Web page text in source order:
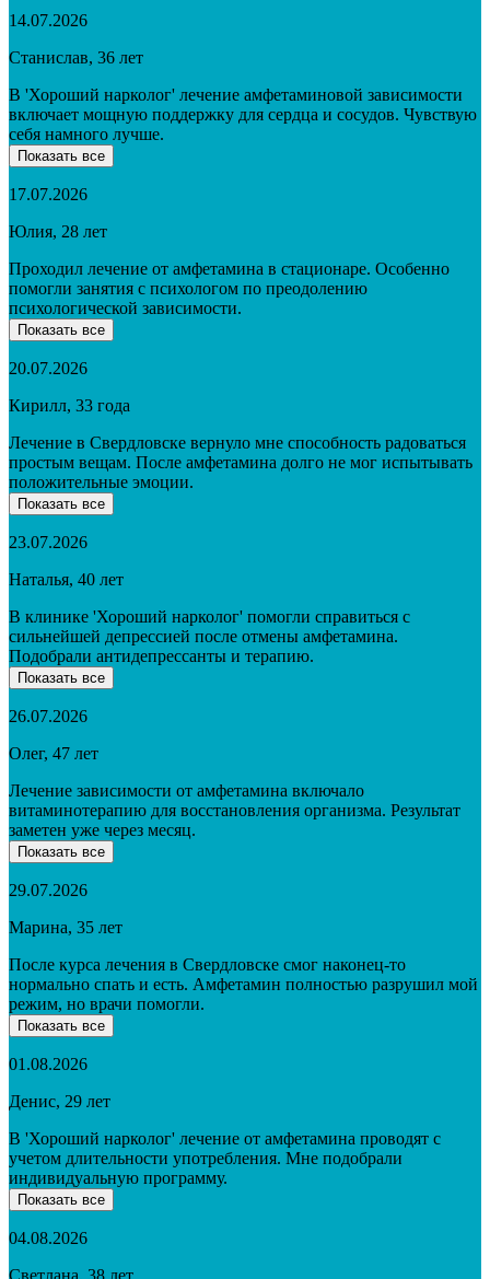
14.07.2026
Станислав, 36 лет
В 'Хороший нарколог' лечение амфетаминовой зависимости
включает мощную поддержку для сердца и сосудов. Чувствую
себя намного лучше.
Показать все
17.07.2026
Юлия, 28 лет
Проходил лечение от амфетамина в стационаре. Особенно
помогли занятия с психологом по преодолению
психологической зависимости.
Показать все
20.07.2026
Кирилл, 33 года
Лечение в Свердловске вернуло мне способность радоваться
простым вещам. После амфетамина долго не мог испытывать
положительные эмоции.
Показать все
23.07.2026
Наталья, 40 лет
В клинике 'Хороший нарколог' помогли справиться с
сильнейшей депрессией после отмены амфетамина.
Подобрали антидепрессанты и терапию.
Показать все
26.07.2026
Олег, 47 лет
Лечение зависимости от амфетамина включало
витаминотерапию для восстановления организма. Результат
заметен уже через месяц.
Показать все
29.07.2026
Марина, 35 лет
После курса лечения в Свердловске смог наконец-то
нормально спать и есть. Амфетамин полностью разрушил мой
режим, но врачи помогли.
Показать все
01.08.2026
Денис, 29 лет
В 'Хороший нарколог' лечение от амфетамина проводят с
учетом длительности употребления. Мне подобрали
индивидуальную программу.
Показать все
04.08.2026
Светлана, 38 лет